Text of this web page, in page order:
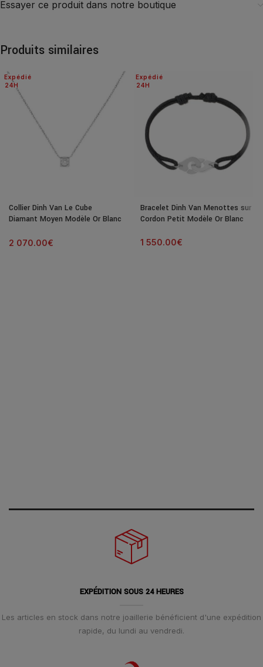
Essayer ce produit dans notre boutique
Produits similaires
24H
Expédié
Collier Dinh Van Le Cube
Diamant Moyen Modèle Or Blanc
2 070.00€
24H
Expédié
Bracelet Dinh Van Menottes sur
Cordon Petit Modèle Or Blanc
1 550.00€
EXPÉDITION SOUS 24 HEURES
Les articles en stock dans notre joaillerie bénéficient d'une expédition
rapide, du lundi au vendredi.